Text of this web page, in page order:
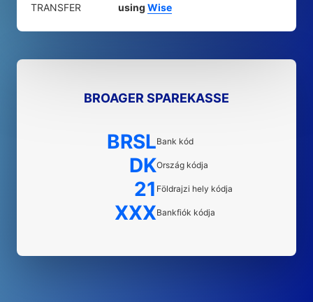
TRANSFER
using Wise
BROAGER SPAREKASSE
BRSLBank kód
DKOrszág kódja
21 Földrajzi hely kódja
XXXBankfiók kódja